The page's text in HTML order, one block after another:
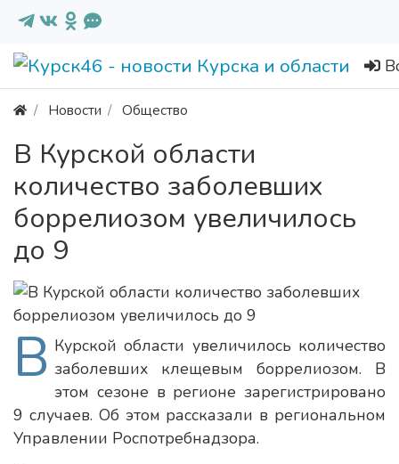
Новости Общество
В Курской области
количество заболевших
боррелиозом увеличилось
до 9
В Курской области увеличилось количество
заболевших клещевым боррелиозом. В
этом сезоне в регионе зарегистрировано
9 случаев. Об этом рассказали в региональном
Управлении Роспотребнадзора.